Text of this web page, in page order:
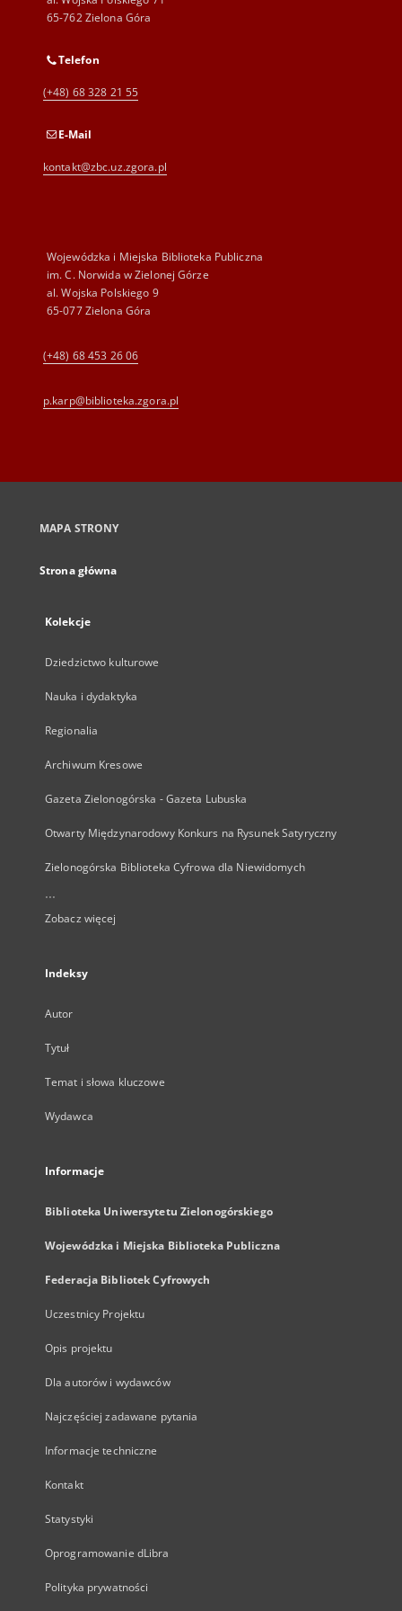
65-762 Zielona Góra
Telefon
(+48) 68 328 21 55
E-Mail
kontakt@zbc.uz.zgora.pl
Wojewódzka i Miejska Biblioteka Publiczna
im. C. Norwida w Zielonej Górze
al. Wojska Polskiego 9
65-077 Zielona Góra
(+48) 68 453 26 06
p.karp@biblioteka.zgora.pl
MAPA STRONY
Strona główna
Kolekcje
Dziedzictwo kulturowe
Nauka i dydaktyka
Regionalia
Archiwum Kresowe
Gazeta Zielonogórska - Gazeta Lubuska
Otwarty Międzynarodowy Konkurs na Rysunek Satyryczny
Zielonogórska Biblioteka Cyfrowa dla Niewidomych
...
Zobacz więcej
Indeksy
Autor
Tytuł
Temat i słowa kluczowe
Wydawca
Informacje
Biblioteka Uniwersytetu Zielonogórskiego
Wojewódzka i Miejska Biblioteka Publiczna
Federacja Bibliotek Cyfrowych
Uczestnicy Projektu
Opis projektu
Dla autorów i wydawców
Najczęściej zadawane pytania
Informacje techniczne
Kontakt
Statystyki
Oprogramowanie dLibra
Polityka prywatności